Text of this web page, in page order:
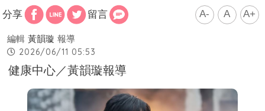
分享 留言 A- A A+
編輯 黃韻璇 報導
2026/06/11 05:53
健康中心／黃韻璇報導